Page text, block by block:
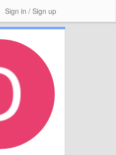
Sign in / Sign up